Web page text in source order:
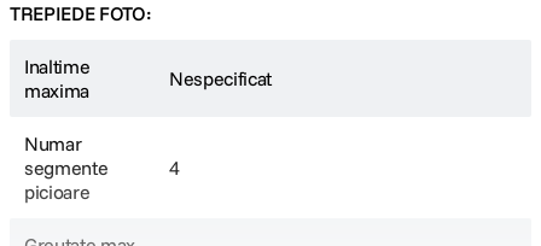
TREPIEDE FOTO:
Inaltime
maxima
Nespecificat
Numar
segmente
picioare
4